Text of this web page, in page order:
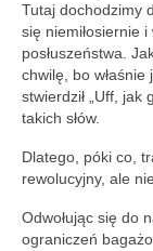
Tutaj dochodzimy
się niemiłosiernie
posłuszeństwa.
chwilę, bo
stwierdził „Uff, jak
takich słów.
Dlatego, póki co,
rewolucyjny, ale
Odwołując się do
ograniczeń